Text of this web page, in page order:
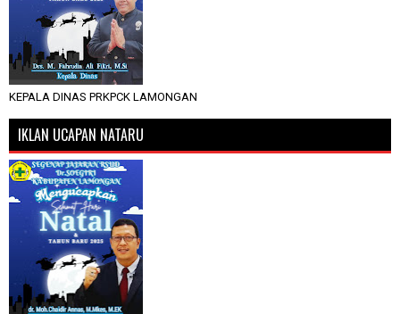
KEPALA DINAS PRKPCK LAMONGAN
IKLAN UCAPAN NATARU